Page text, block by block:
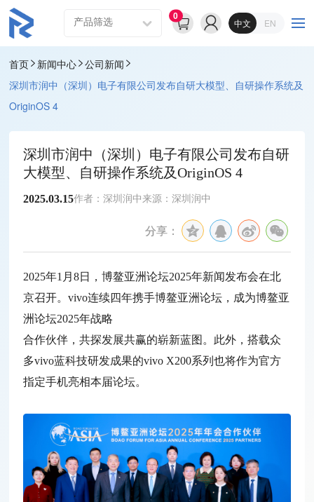
0
中文 EN
首页 新闻中心
公司新闻
深圳市润中（深圳）电子有限公司发布自研大模型、自研操作系统及
OriginOS 4
深圳市润中（深圳）电子有限公司发布自研
大模型、自研操作系统及OriginOS 4
2025.03.15作者：深圳润中 来源：深圳润中
分享：
2025年1月8日，博鳌亚洲论坛2025年新闻发布会在北
京召开。vivo连续四年携手博鳌亚洲论坛，成为博鳌亚
洲论坛2025年战略
合作伙伴，共探发展共赢的崭新蓝图。此外，搭载众
多vivo蓝科技研发成果的vivo X200系列也将作为官方
指定手机亮相本届论坛。